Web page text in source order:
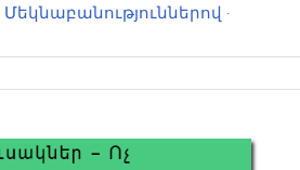
Մեկնաբանություններով ·